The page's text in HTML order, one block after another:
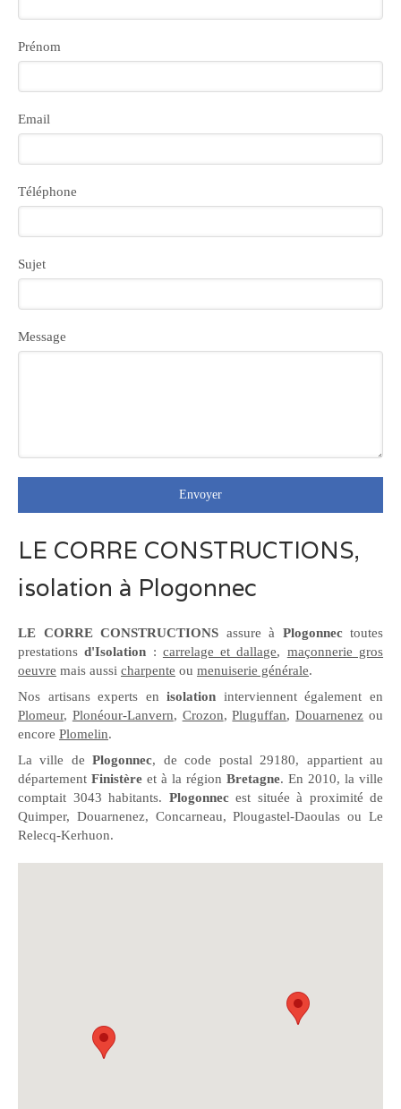
Prénom
Email
Téléphone
Sujet
Message
Envoyer
LE CORRE CONSTRUCTIONS,
isolation à Plogonnec
LE CORRE CONSTRUCTIONS assure à Plogonnec toutes
prestations d'Isolation : carrelage et dallage, maçonnerie gros
oeuvre mais aussi charpente ou menuiserie générale.
Nos artisans experts enisolation interviennent également en
Plomeur, Plonéour-Lanvern, Crozon,Pluguffan,Douarnenez ou
encore Plomelin.
La ville dePlogonnec, de code postal 29180, appartient au
département Finistère et à la région Bretagne. En 2010, la ville
comptait 3043 habitants. Plogonnec est située à proximité de
Quimper, Douarnenez, Concarneau, Plougastel-Daoulas ou Le
Relecq-Kerhuon.